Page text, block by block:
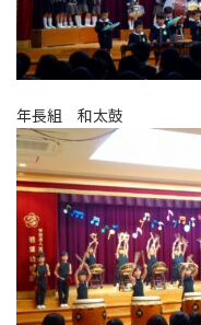
年長組 和太鼓